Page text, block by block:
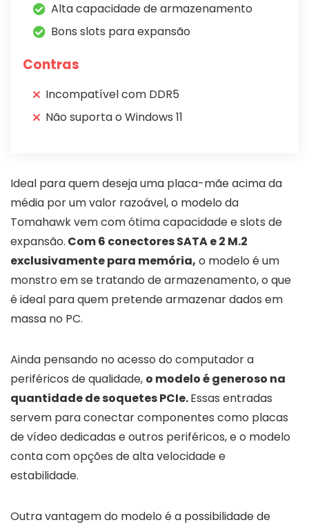
Alta capacidade de armazenamento
Bons slots para expansão
Contras
Incompatível com DDR5
Não suporta o Windows 11
Ideal para quem deseja uma placa-mãe acima da
média por um valor razoável, o modelo da
Tomahawk vem com ótima capacidade e slots de
expansão. Com 6 conectores SATA e 2 M.2
exclusivamente para memória, o modelo é um
monstro em se tratando de armazenamento, o que
é ideal para quem pretende armazenar dados em
massa no PC.
Ainda pensando no acesso do computador a
periféricos de qualidade, o modelo é generoso na
quantidade de soquetes PCIe.Essas entradas
servem para conectar componentes como placas
de vídeo dedicadas e outros periféricos, e o modelo
conta com opções de alta velocidade e
estabilidade.
Outra vantagem do modelo é a possibilidade de